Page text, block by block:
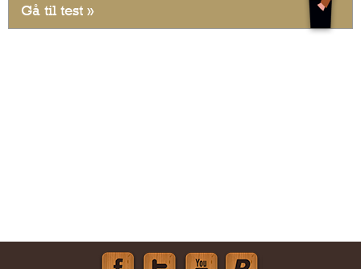
Gå til test »